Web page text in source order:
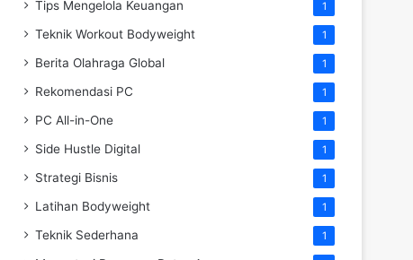
Tips Mengelola Keuangan 1
Teknik Workout Bodyweight 1
Berita Olahraga Global 1
Rekomendasi PC 1
PC All-in-One 1
Side Hustle Digital 1
Strategi Bisnis 1
Latihan Bodyweight 1
Teknik Sederhana 1